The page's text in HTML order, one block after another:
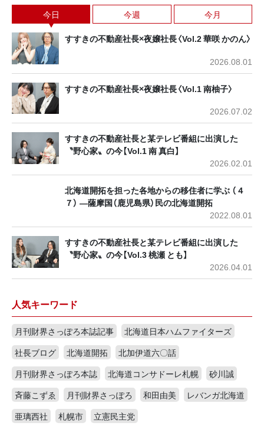
今日 今週 今月
すすきの不動産社長×夜嬢社長〈Vol.2 華咲 かのん〉
2026.08.01
すすきの不動産社長×夜嬢社長〈Vol.1 南柚子〉
2026.07.02
すすきの不動産社長と某テレビ番組に出演した
〝野心家〟の今【Vol.1 南 真白】
2026.02.01
北海道開拓を担った各地からの移住者に学ぶ （４
７） ―薩摩国（鹿児島県）民の北海道開拓
2022.08.01
すすきの不動産社長と某テレビ番組に出演した
〝野心家〟の今【Vol.3 桃瀬 とも】
2026.04.01
人気キーワード
月刊財界さっぽろ本誌記事
北海道日本ハムファイターズ
社長ブログ
北海道開拓
北加伊道六〇話
月刊財界さっぽろ本誌
北海道コンサドーレ札幌
砂川誠
斉藤こずゑ
月刊財界さっぽろ 和田由美
レバンガ北海道
亜璃西社
札幌市 立憲民主党